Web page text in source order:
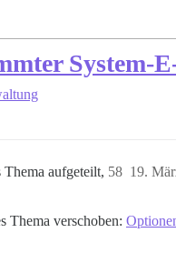
System-
aufgeteilt, 19.
58
Thema verschoben: